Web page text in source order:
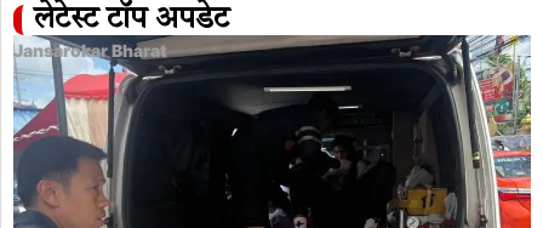
लेटेस्ट टॉप अपडेट
Jansarokar Bharat